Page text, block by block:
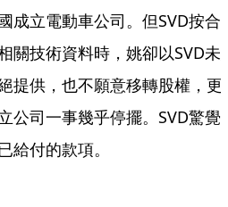
成立電動車公司。但SVD按合
關技術資料時，姚卻以SVD未
提供，也不願意移轉股權，更
公司一事幾乎停擺。SVD驚覺
給付的款項。